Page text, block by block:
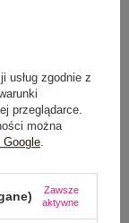
usług zgodnie z
przeglądarce.
można
Google.
Zawsze
aktywne